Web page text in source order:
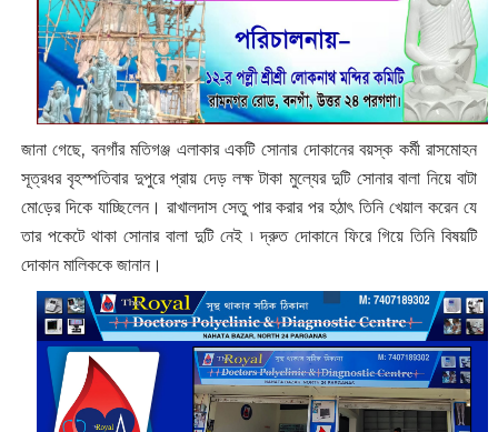
জানা গেছে, বনগাঁর মতিগঞ্জ এলাকার একটি সোনার দোকানের বয়স্ক কর্মী রাসমোহন
সূত্রধর বৃহস্পতিবার দুপুরে প্রায় দেড় লক্ষ টাকা মুল্যের দুটি সোনার বালা নিয়ে বাটা
মো‌ড়ের দিকে যাচ্ছিলেন। রাখালদাস সেতু পার করার পর হঠাৎ তিনি খেয়াল করেন যে
তার পকেটে থাকা সোনার বালা দুটি নেই ৷ দ্রুত দোকানে ফিরে গিয়ে তিনি বিষয়টি
দোকান মালিককে জানান।